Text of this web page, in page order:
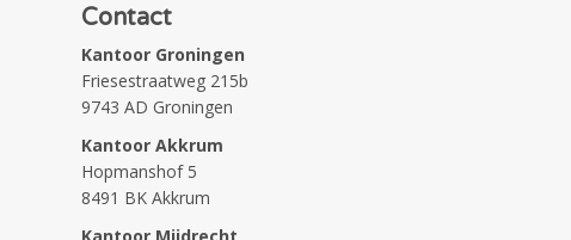
Contact
Kantoor Groningen
Friesestraatweg 215b
9743 AD Groningen
Kantoor Akkrum
Hopmanshof 5
8491 BK Akkrum